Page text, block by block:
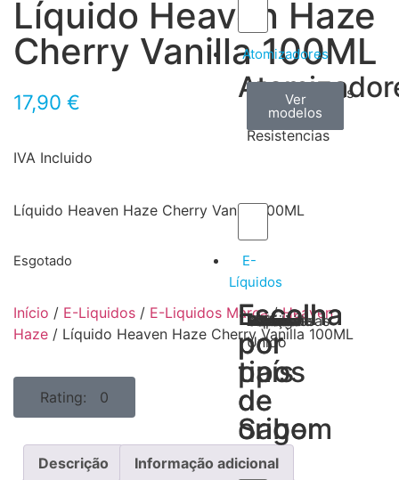
Atomizadores
Claromizadores
Ver
modelos
Reconstruíveis
Ver
modelos
Resistencias
Ver
modelos
E-
Líquidos
Escolha
por
tipos
de
Sabor
Tabaco
Frutas
Bebidas
Frescos
Sobremesas
Escolha
por
país
de
origem
Portugal
Alemanha
USA
Reino
Unido
Canadá
França
Malásia
Filipinas
Espanha
Polónia
Grécia
Líquido Heaven Haze
Cherry Vanilla 100ML
17,90 €
IVA Incluido
Líquido Heaven Haze Cherry Vanilla 100ML
Esgotado
Início / E-Liquidos / E-Liquidos Marca/Heaven
Haze / Líquido Heaven Haze Cherry Vanilla 100ML
Rating: 0
Descrição Informação adicional